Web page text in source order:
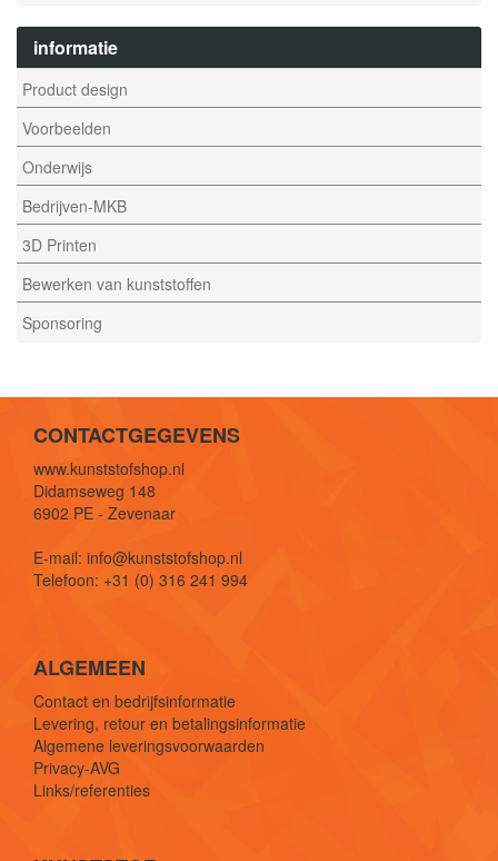
informatie
Product design
Voorbeelden
Onderwijs
Bedrijven-MKB
3D Printen
Bewerken van kunststoffen
Sponsoring
CONTACTGEGEVENS
www.kunststofshop.nl
Didamseweg 148
6902 PE - Zevenaar
E-mail: info@kunststofshop.nl
Telefoon: +31 (0) 316 241 994
ALGEMEEN
Contact en bedrijfsinformatie
Levering, retour en betalingsinformatie
Algemene leveringsvoorwaarden
Privacy-AVG
Links/referenties